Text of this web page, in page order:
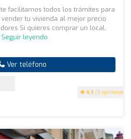
4.3 (9 opiniones)
facilitamos todos los trámites para
tu vivienda al mejor precio
Si quieres comprar un local,
Seguir leyendo
Ver teléfono